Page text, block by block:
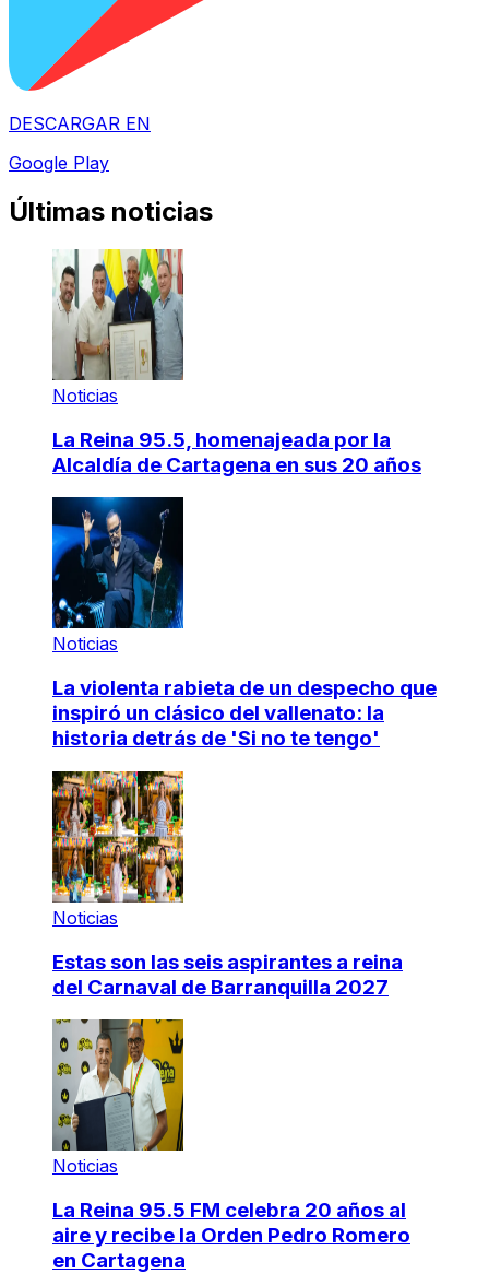
DESCARGAR EN
Google Play
Últimas noticias
Noticias
La Reina 95.5, homenajeada por la
Alcaldía de Cartagena en sus 20 años
Noticias
La violenta rabieta de un despecho que
inspiró un clásico del vallenato: la
historia detrás de 'Si no te tengo'
Noticias
Estas son las seis aspirantes a reina
del Carnaval de Barranquilla 2027
Noticias
La Reina 95.5 FM celebra 20 años al
aire y recibe la Orden Pedro Romero
en Cartagena